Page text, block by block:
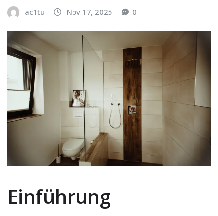
ac1tu Nov 17, 2025 0
Einführung